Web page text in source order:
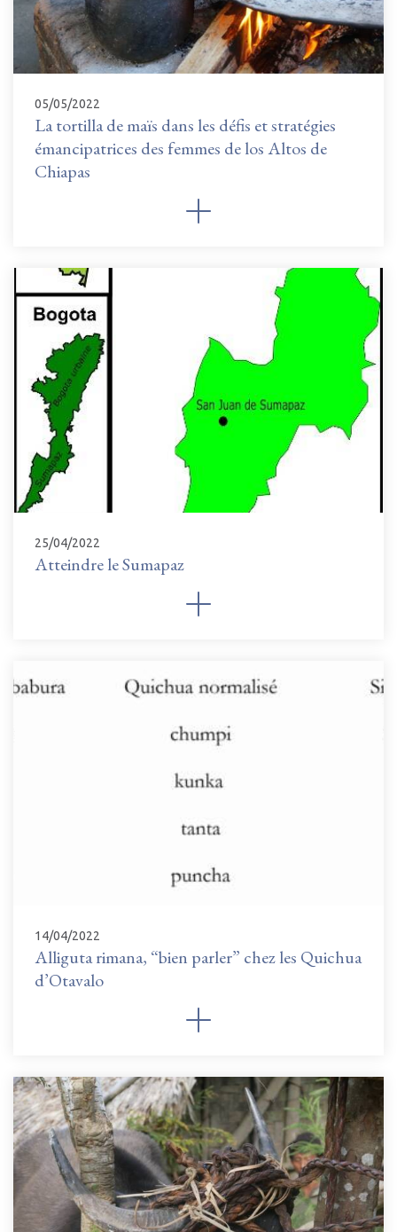
05/05/2022
La tortilla de maïs dans les défis et stratégies
émancipatrices des femmes de los Altos de
Chiapas
25/04/2022
Atteindre le Sumapaz
14/04/2022
Alliguta rimana, “bien parler” chez les Quichua
d’Otavalo